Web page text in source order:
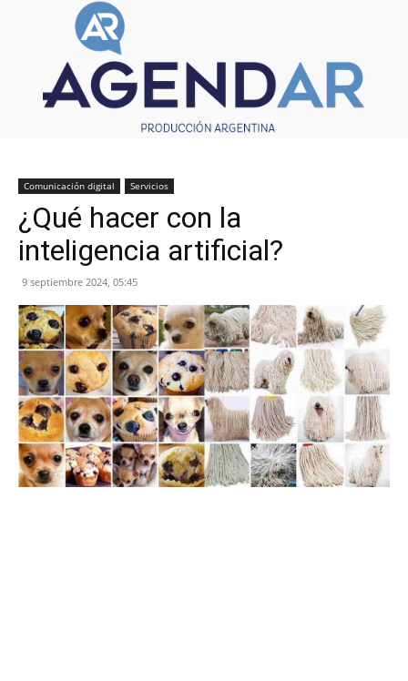
Comunicación digital Servicios
¿Qué hacer con la
inteligencia artificial?
9 septiembre 2024, 05:45